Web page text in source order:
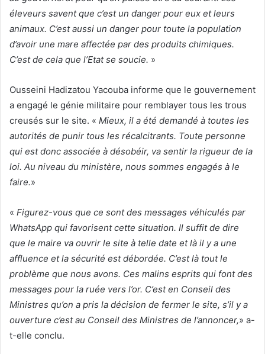
éleveurs savent que c’est un danger pour eux et leurs
animaux. C’est aussi un danger pour toute la population
d’avoir une mare affectée par des produits chimiques.
C’est de cela que l’Etat se soucie. »
Ousseini Hadizatou Yacouba informe que le gouvernement
a engagé le génie militaire pour remblayer tous les trous
creusés sur le site. « Mieux, il a été demandé à toutes les
autorités de punir tous les récalcitrants. Toute personne
qui est donc associée à désobéir, va sentir la rigueur de la
loi. Au niveau du ministère, nous sommes engagés à le
faire.»
« Figurez-vous que ce sont des messages véhiculés par
WhatsApp qui favorisent cette situation. Il suffit de dire
que le maire va ouvrir le site à telle date et là il y a une
affluence et la sécurité est débordée. C’est là tout le
problème que nous avons. Ces malins esprits qui font des
messages pour la ruée vers l’or. C’est en Conseil des
Ministres qu’on a pris la décision de fermer le site, s’il y a
ouverture c’est au Conseil des Ministres de l’annoncer,» a-
t-elle conclu.